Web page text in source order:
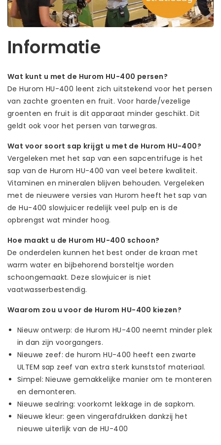
Informatie
Wat kunt u met de Hurom HU-400 persen?
De Hurom HU-400 leent zich uitstekend voor het persen
van zachte groenten en fruit. Voor harde/vezelige
groenten en fruit is dit apparaat minder geschikt. Dit
geldt ook voor het persen van tarwegras.
Wat voor soort sap krijgt u met de Hurom HU-400?
Vergeleken met het sap van een sapcentrifuge is het
sap van de Hurom HU-400 van veel betere kwaliteit.
Vitaminen en mineralen blijven behouden. Vergeleken
met de nieuwere versies van Hurom heeft het sap van
de Hu-400 slowjuicer redelijk veel pulp en is de
opbrengst wat minder hoog.
Hoe maakt u de Hurom HU-400 schoon?
De onderdelen kunnen het best onder de kraan met
warm water en bijbehorend borsteltje worden
schoongemaakt. Deze slowjuicer is niet
vaatwasserbestendig.
Waarom zou u voor de Hurom HU-400 kiezen?
Nieuw ontwerp: de Hurom HU-400 neemt minder plek
in dan zijn voorgangers.
Nieuwe zeef: de hurom HU-400 heeft een zwarte
ULTEM sap zeef van extra sterk kunststof materiaal.
Simpel: Nieuwe gemakkelijke manier om te monteren
en demonteren.
Nieuwe sealring: voorkomt lekkage in de sapkom.
Nieuwe kleur: geen vingerafdrukken dankzij het
nieuwe uiterlijk van de HU-400